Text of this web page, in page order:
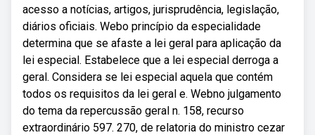
acesso a notícias, artigos, jurisprudência, legislação,
diários oficiais. Webo princípio da especialidade
determina que se afaste a lei geral para aplicação da
lei especial. Estabelece que a lei especial derroga a
geral. Considera se lei especial aquela que contém
todos os requisitos da lei geral e. Webno julgamento
do tema da repercussão geral n. 158, recurso
extraordinário 597. 270, de relatoria do ministro cezar